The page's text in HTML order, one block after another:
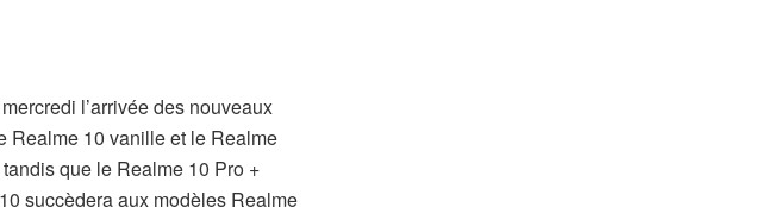
l’arrivée des nouveaux
Realme 10 vanille et le Realme
que le Realme 10 Pro +
succèdera aux modèles Realme